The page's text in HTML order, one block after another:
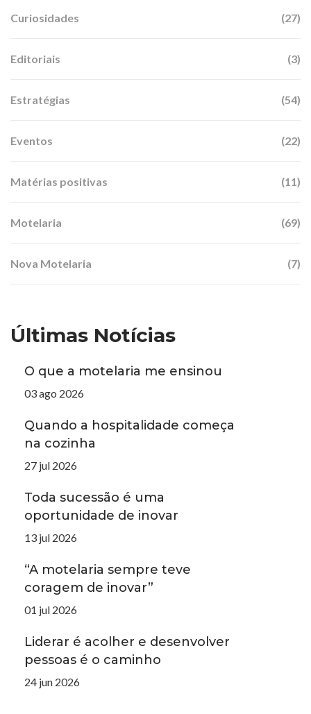
Curiosidades (27)
Editoriais (3)
Estratégias (54)
Eventos (22)
Matérias positivas (11)
Motelaria (69)
Nova Motelaria (7)
Últimas Notícias
O que a motelaria me ensinou
03 ago 2026
Quando a hospitalidade começa
na cozinha
27 jul 2026
Toda sucessão é uma
oportunidade de inovar
13 jul 2026
“A motelaria sempre teve
coragem de inovar”
01 jul 2026
Liderar é acolher e desenvolver
pessoas é o caminho
24 jun 2026